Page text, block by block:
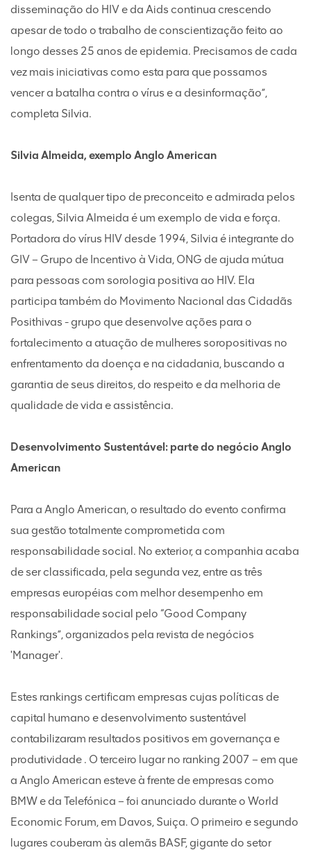
disseminação do HIV e da Aids continua crescendo
apesar de todo o trabalho de conscientização feito ao
longo desses 25 anos de epidemia. Precisamos de cada
vez mais iniciativas como esta para que possamos
vencer a batalha contra o vírus e a desinformação”,
completa Silvia.
Silvia Almeida, exemplo Anglo American
Isenta de qualquer tipo de preconceito e admirada pelos
colegas, Silvia Almeida é um exemplo de vida e força.
Portadora do vírus HIV desde 1994, Silvia é integrante do
GIV – Grupo de Incentivo à Vida, ONG de ajuda mútua
para pessoas com sorologia positiva ao HIV. Ela
participa também do Movimento Nacional das Cidadãs
Posithivas - grupo que desenvolve ações para o
fortalecimento a atuação de mulheres soropositivas no
enfrentamento da doença e na cidadania, buscando a
garantia de seus direitos, do respeito e da melhoria de
qualidade de vida e assistência.
Desenvolvimento Sustentável: parte do negócio Anglo
American
Para a Anglo American, o resultado do evento confirma
sua gestão totalmente comprometida com
responsabilidade social. No exterior, a companhia acaba
de ser classificada, pela segunda vez, entre as três
empresas européias com melhor desempenho em
responsabilidade social pelo “Good Company
Rankings”, organizados pela revista de negócios
'Manager'.
Estes rankings certificam empresas cujas políticas de
capital humano e desenvolvimento sustentável
contabilizaram resultados positivos em governança e
produtividade . O terceiro lugar no ranking 2007 – em que
a Anglo American esteve à frente de empresas como
BMW e da Telefónica – foi anunciado durante o World
Economic Forum, em Davos, Suiça. O primeiro e segundo
lugares couberam às alemãs BASF, gigante do setor